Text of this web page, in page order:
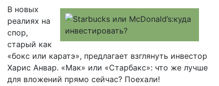
В новых
реалиях на
спор,
старый как
«бокс или каратэ», предлагает взглянуть инвестор
Харис Анвар. «Мак» или «Старбакс»: что же лучше
для вложений прямо сейчас? Поехали!